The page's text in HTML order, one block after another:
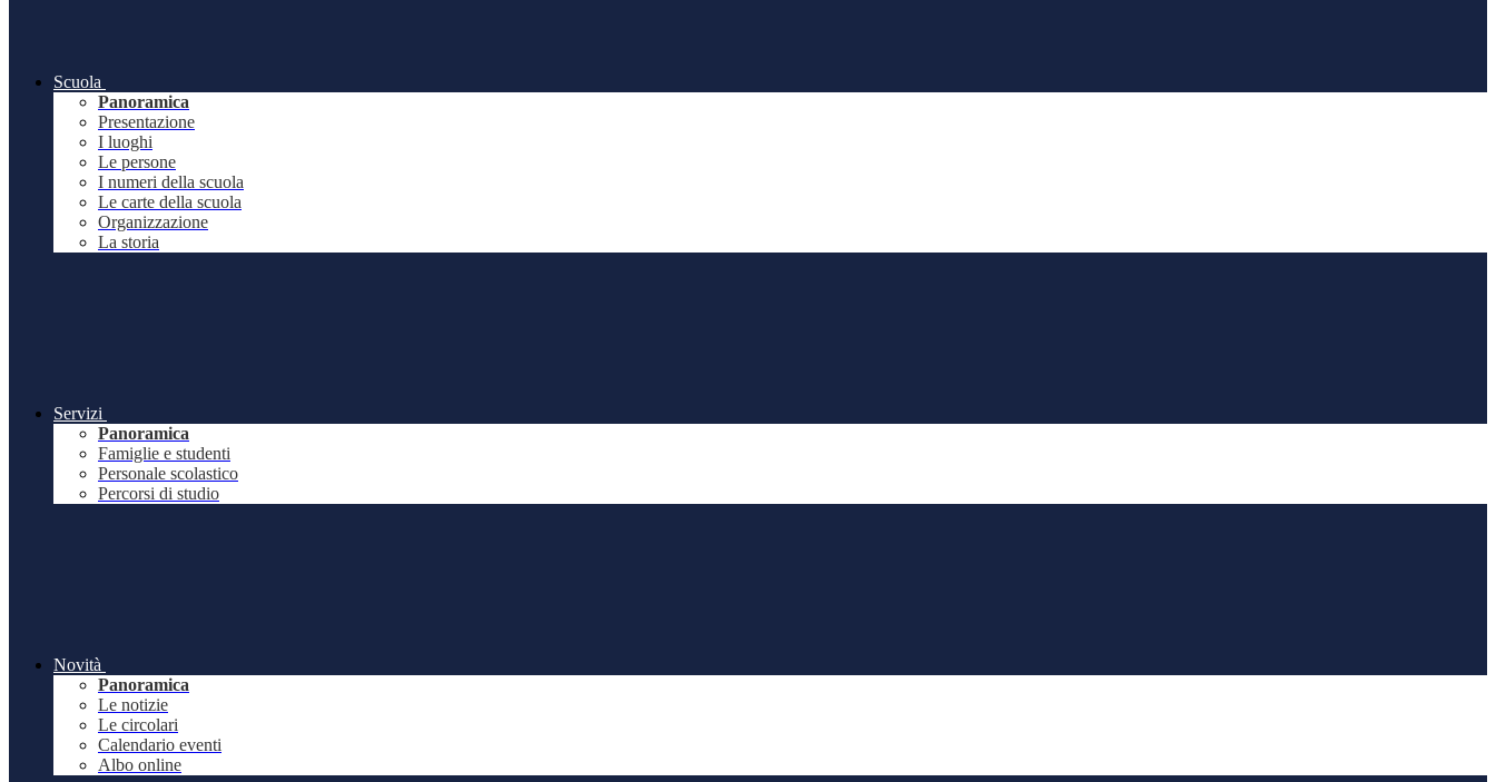
Scuola
Panoramica
Presentazione
I luoghi
Le persone
I numeri della scuola
Le carte della scuola
Organizzazione
La storia
Servizi
Panoramica
Famiglie e studenti
Personale scolastico
Percorsi di studio
Novità
Panoramica
Le notizie
Le circolari
Calendario eventi
Albo online